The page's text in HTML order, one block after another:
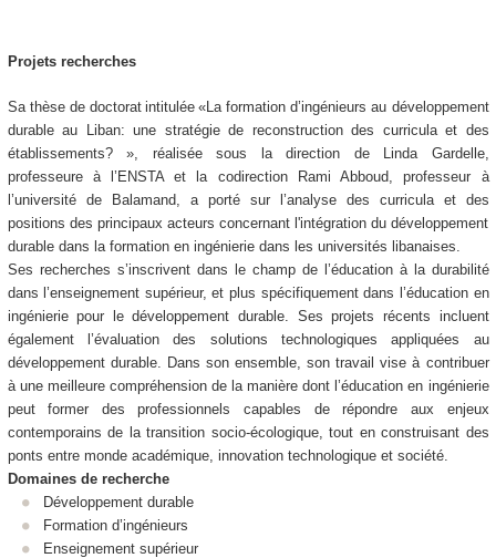
Projets recherches
Sa thèse de doctorat intitulée «La formation d’ingénieurs au développement
durable au Liban: une stratégie de reconstruction des curricula et des
établissements? », réalisée sous la direction de Linda Gardelle,
professeure à l’ENSTA et la codirection Rami Abboud, professeur à
l’université de Balamand, a porté sur l’analyse des curricula et des
positions des principaux acteurs concernant l'intégration du développement
durable dans la formation en ingénierie dans les universités libanaises.
Ses recherches s’inscrivent dans le champ de l’éducation à la durabilité
dans l’enseignement supérieur, et plus spécifiquement dans l’éducation en
ingénierie pour le développement durable. Ses projets récents incluent
également l’évaluation des solutions technologiques appliquées au
développement durable. Dans son ensemble, son travail vise à contribuer
à une meilleure compréhension de la manière dont l’éducation en ingénierie
peut former des professionnels capables de répondre aux enjeux
contemporains de la transition socio-écologique, tout en construisant des
ponts entre monde académique, innovation technologique et société.
Domaines de recherche
Développement durable
Formation d’ingénieurs
Enseignement supérieur